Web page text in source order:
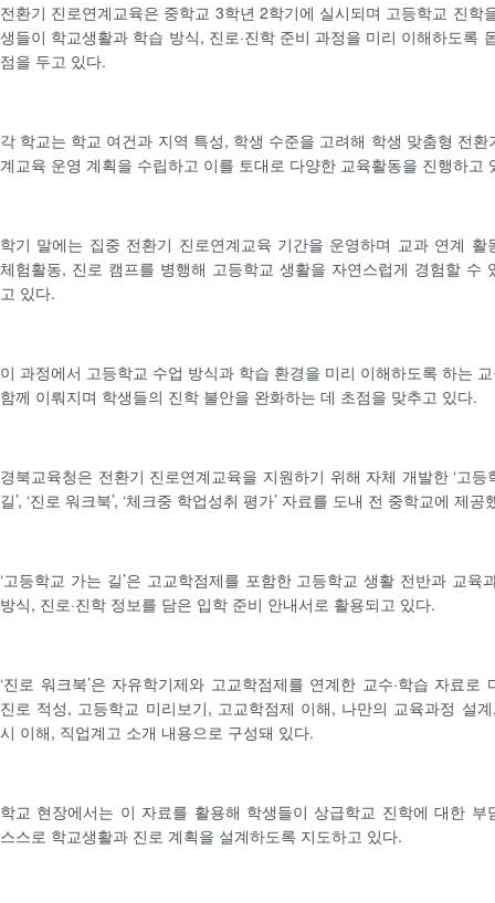
전환기 진로연계교육은 중학교 3학년 2학기에 실시되며 고등학교 진학
생들이 학교생활과 학습 방식, 진로·진학 준비 과정을 미리 이해하도록
점을 두고 있다.
각 학교는 학교 여건과 지역 특성, 학생 수준을 고려해 학생 맞춤형 전환
계교육 운영 계획을 수립하고 이를 토대로 다양한 교육활동을 진행하고
학기 말에는 집중 전환기 진로연계교육 기간을 운영하며 교과 연계 활
체험활동, 진로 캠프를 병행해 고등학교 생활을 자연스럽게 경험할 수
고 있다.
이 과정에서 고등학교 수업 방식과 학습 환경을 미리 이해하도록 하는
함께 이뤄지며 학생들의 진학 불안을 완화하는 데 초점을 맞추고 있다.
경북교육청은 전환기 진로연계교육을 지원하기 위해 자체 개발한 ‘고등
길’, ‘진로 워크북’, ‘체크중 학업성취 평가’ 자료를 도내 전 중학교에 제공
‘고등학교 가는 길’은 고교학점제를 포함한 고등학교 생활 전반과 교육
방식, 진로·진학 정보를 담은 입학 준비 안내서로 활용되고 있다.
‘진로 워크북’은 자유학기제와 고교학점제를 연계한 교수·학습 자료로
진로 적성, 고등학교 미리보기, 고교학점제 이해, 나만의 교육과정 설
시 이해, 직업계고 소개 내용으로 구성돼 있다.
학교 현장에서는 이 자료를 활용해 학생들이 상급학교 진학에 대한 부
스스로 학교생활과 진로 계획을 설계하도록 지도하고 있다.